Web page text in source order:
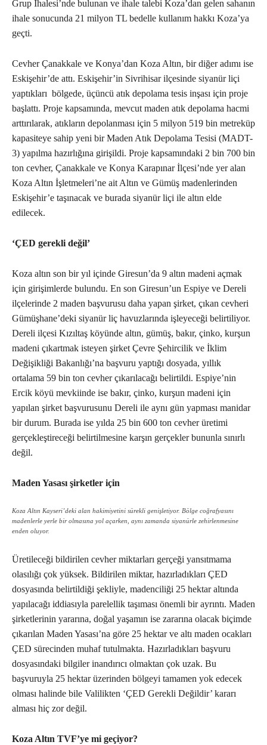
Grup İhalesi’nde bulunan ve ihale talebi Koza’dan gelen sahanın
ihale sonucunda 21 milyon TL bedelle kullanım hakkı Koza’ya
geçti.
Cevher Çanakkale ve Konya’dan Koza Altın, bir diğer adımı ise
Eskişehir’de attı. Eskişehir’in Sivrihisar ilçesinde siyanür liçi
yaptıkları bölgede, üçüncü atık depolama tesis inşası için proje
başlattı. Proje kapsamında, mevcut maden atık depolama hacmi
arttırılarak, atıkların depolanması için 5 milyon 519 bin metreküp
kapasiteye sahip yeni bir Maden Atık Depolama Tesisi (MADT-
3) yapılma hazırlığına girişildi. Proje kapsamındaki 2 bin 700 bin
ton cevher, Çanakkale ve Konya Karapınar İlçesi’nde yer alan
Koza Altın İşletmeleri’ne ait Altın ve Gümüş madenlerinden
Eskişehir’e taşınacak ve burada siyanür liçi ile altın elde
edilecek.
‘ÇED gerekli değil’
Koza altın son bir yıl içinde Giresun’da 9 altın madeni açmak
için girişimlerde bulundu. En son Giresun’un Espiye ve Dereli
ilçelerinde 2 maden başvurusu daha yapan şirket, çıkan cevheri
Gümüşhane’deki siyanür liç havuzlarında işleyeceği belirtiliyor.
Dereli ilçesi Kızıltaş köyünde altın, gümüş, bakır, çinko, kurşun
madeni çıkartmak isteyen şirket Çevre Şehircilik ve İklim
Değişikliği Bakanlığı’na başvuru yaptığı dosyada, yıllık
ortalama 59 bin ton cevher çıkarılacağı belirtildi. Espiye’nin
Ercik köyü mevkiinde ise bakır, çinko, kurşun madeni için
yapılan şirket başvurusunu Dereli ile aynı gün yapması manidar
bir durum. Burada ise yılda 25 bin 600 ton cevher üretimi
gerçekleştireceği belirtilmesine karşın gerçekler bununla sınırlı
değil.
Maden Yasası şirketler için
Koza Altın Kayseri’deki alan hakimiyetini sürekli genişletiyor. Bölge coğrafyasını
madenlerle yerle bir olmasına yol açarken, aynı zamanda siyanürle zehirlenmesine
enden oluyor.
Üretileceği bildirilen cevher miktarları gerçeği yansıtmama
olasılığı çok yüksek. Bildirilen miktar, hazırladıkları ÇED
dosyasında belirtildiği şekliyle, madenciliği 25 hektar altında
yapılacağı iddiasıyla parelellik taşıması önemli bir ayrıntı. Maden
şirketlerinin yararına, doğal yaşamın ise zararına olacak biçimde
çıkarılan Maden Yasası’na göre 25 hektar ve altı maden ocakları
ÇED sürecinden muhaf tutulmakta. Hazırladıkları başvuru
dosyasındaki bilgiler inandırıcı olmaktan çok uzak. Bu
başvuruyla 25 hektar üzerinden bölgeyi tamamen yok edecek
olması halinde bile Valilikten ‘ÇED Gerekli Değildir’ kararı
alması hiç zor değil.
Koza Altın TVF’ye mi geçiyor?